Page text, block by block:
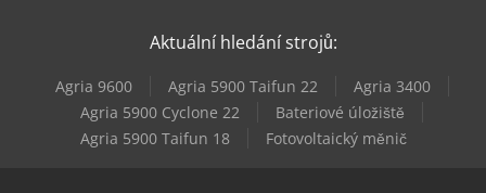
Mep Tiger 352 Sx Evo
Mep Tiger 372 Cnc Lr 4.0
Mep Tiger 372 Sx Evo
Aktuální hledání strojů:
Agria 9600 Agria 5900 Taifun 22
Agria 3400
Agria 5900 Cyclone 22
Bateriové úložiště
Agria 5900 Taifun 18
Fotovoltaický měnič